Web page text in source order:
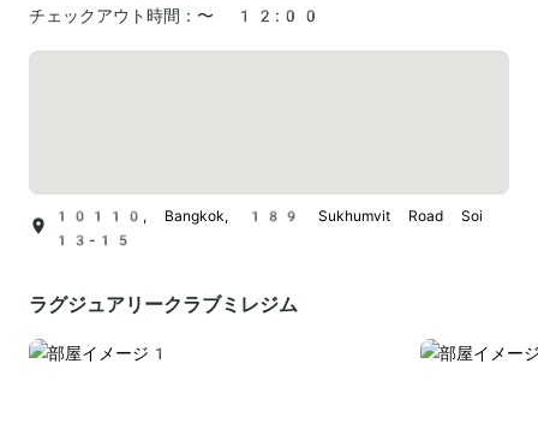
チェックアウト時間： 〜 12:00
10110, Bangkok, 189 Sukhumvit Road Soi
13-15
ラグジュアリークラブミレジム